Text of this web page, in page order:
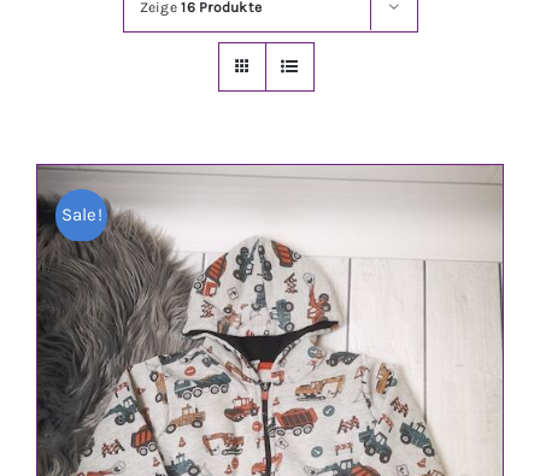
Accesoires
Schuhe / Socken
Spielzeug
Babyausstattung
Zeige16 Produkte
Sale!